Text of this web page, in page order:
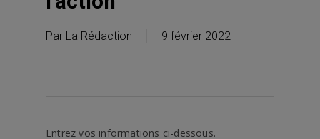
Par La Rédaction 9 février 2022
Entrez vos informations ci-dessous.